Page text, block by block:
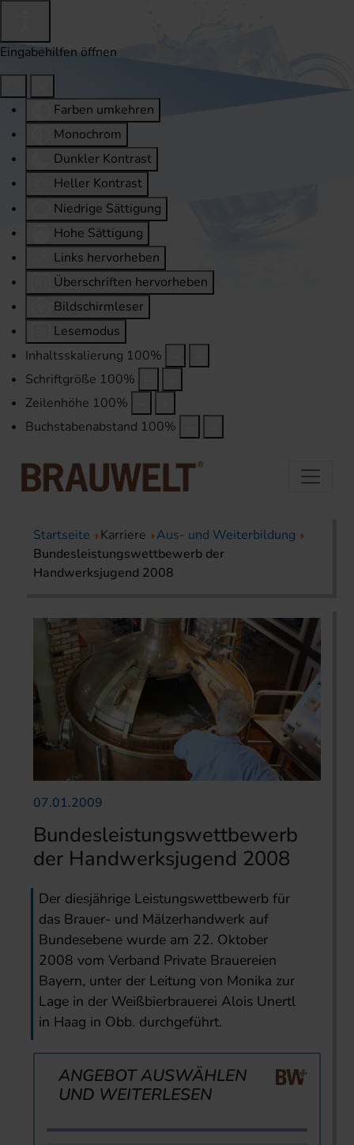
Eingabehilfen öffnen
Farben umkehren
Monochrom
Dunkler Kontrast
Heller Kontrast
Niedrige Sättigung
Hohe Sättigung
Links hervorheben
Überschriften hervorheben
Bildschirmleser
Lesemodus
Inhaltsskalierung 100%
Schriftgröße 100%
Zeilenhöhe 100%
Buchstabenabstand 100%
Startseite Karriere
Aus- und Weiterbildung
Bundesleistungswettbewerb der
Handwerksjugend 2008
07.01.2009
Bundesleistungswettbewerb
der Handwerksjugend 2008
Der diesjährige Leistungswettbewerb für
das Brauer- und Mälzerhandwerk auf
Bundesebene wurde am 22. Oktober
2008 vom Verband Private Brauereien
Bayern, unter der Leitung von Monika zur
Lage in der Weißbierbrauerei Alois Unertl
in Haag in Obb. durchgeführt.
ANGEBOT AUSWÄHLEN
UND WEITERLESEN